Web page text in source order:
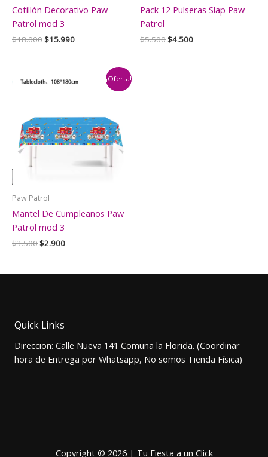
Cotillón Decorativo Paw
Patrol mod 3
$18.000El
$18.000.
$15.990El
$15.990.
Pack 12 Pulseras Slap Paw
Patrol
$5.500El
$4.500El
¡Oferta!
Paw Patrol
Mantel De Cumpleaños Paw
Patrol mod 3
$3.500El
era:
$2.900El
es:
Quick Links
Direccion: Calle Nueva 141 Comuna la Florida. (Coordinar
hora de Entrega por Whatsapp, No somos Tienda Física)
Copyright © 2026 | Tu Fiesta a un Click